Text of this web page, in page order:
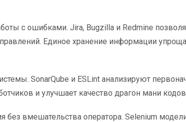
с ошибками. Jira, Bugzilla и Redmine
Единое хранение информации
SonarQube и ESLint анализируют
и улучшает качество драгон мани
вмешательства оператора. Selenium